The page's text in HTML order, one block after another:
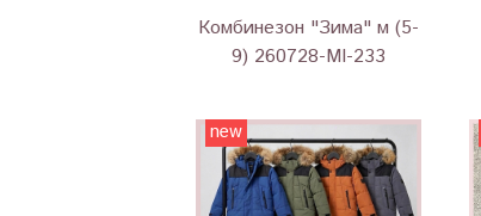
Комбинезон "Зима" м (5-
9) 260728-MI-233
new